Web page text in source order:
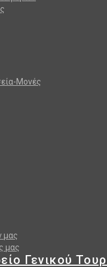
Μονές
μας
μας
Γενικού